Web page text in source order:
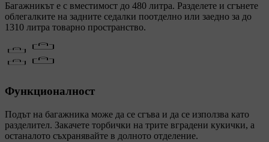
Багажникът е с вместимост до 480 литра. Разделете и сгънете
облегалките на задните седалки поотделно или заедно за до
1310 литра товарно пространство.
Функционалност
Подът на багажника може да се сгъва и да се използва като
разделител. Закачете торбички на трите вградени кукички, а
останалото съхранявайте в долното отделение.